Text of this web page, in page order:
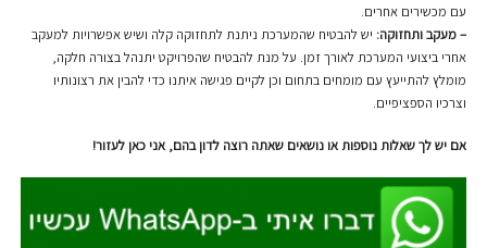
עם מכשירים אחרים.
– מעקב ותחזוקה: יש להבטיח שהמערכת ניתנת לתחזוקה קלה ושיש אפשרויות למעקב
אחרי ביצועי המערכת לאורך זמן. על מנת להבטיח שהפרויקט יתנהל בצורה חלקה,
מומלץ להתייעץ עם מומחים בתחום וכן לקיים פגישה איתנו כדי להבין את רצונותיו
וצרכיו הספציפיים.
אם יש לך שאלות נוספות או נושאים שאתה רוצה לדון בהם, אני כאן לעזור!